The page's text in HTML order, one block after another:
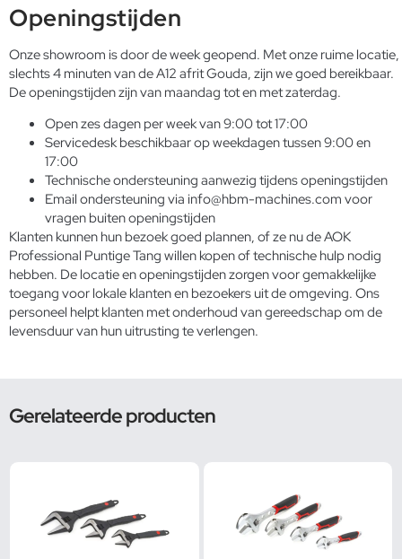
Openingstijden
Onze showroom is door de week geopend. Met onze ruime locatie,
slechts 4 minuten van de A12 afrit Gouda, zijn we goed bereikbaar.
De openingstijden zijn van maandag tot en met zaterdag.
Open zes dagen per week van 9:00 tot 17:00
Servicedesk beschikbaar op weekdagen tussen 9:00 en
17:00
Technische ondersteuning aanwezig tijdens openingstijden
Email ondersteuning via info@hbm-machines.com voor
vragen buiten openingstijden
Klanten kunnen hun bezoek goed plannen, of ze nu de AOK
Professional Puntige Tang willen kopen of technische hulp nodig
hebben. De locatie en openingstijden zorgen voor gemakkelijke
toegang voor lokale klanten en bezoekers uit de omgeving. Ons
personeel helpt klanten met onderhoud van gereedschap om de
levensduur van hun uitrusting te verlengen.
Gerelateerde producten